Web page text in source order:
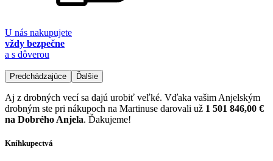
U nás nakupujete
vždy bezpečne
a s dôverou
Predchádzajúce Ďalšie
Aj z drobných vecí sa dajú urobiť veľké. Vďaka vašim Anjelským
drobným ste pri nákupoch na Martinuse darovali už 1 501 846,00 €
na Dobrého Anjela. Ďakujeme!
Kníhkupectvá